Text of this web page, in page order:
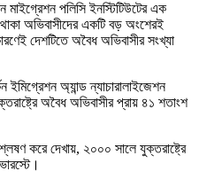
মাইগ্রেশন পলিসি ইনস্টিটিউটের এক
অভিবাসীদের একটি বড় অংশেরই
দেশটিতে অবৈধ অভিবাসীর সংখ্যা
অ্যান্ড ন্যাচারালাইজেশন
অবৈধ অভিবাসীর প্রায় ৪১ শতাংশ
করে দেখায়, ২০০০ সালে যুক্তরাষ্ট্রে